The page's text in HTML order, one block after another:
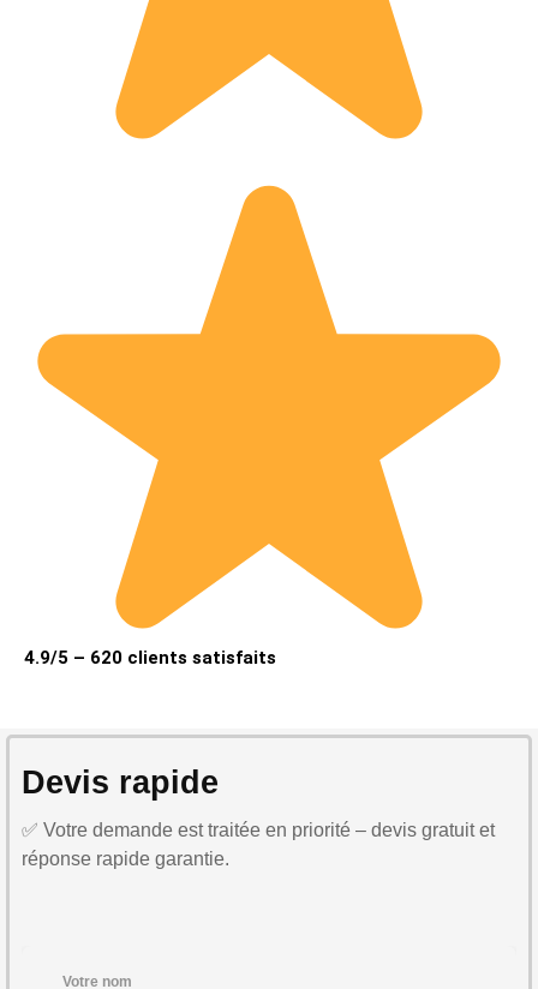
4.9/5 – 620 clients satisfaits
Devis rapide
✅ Votre demande est traitée en priorité – devis gratuit et
réponse rapide garantie.
Votre nom